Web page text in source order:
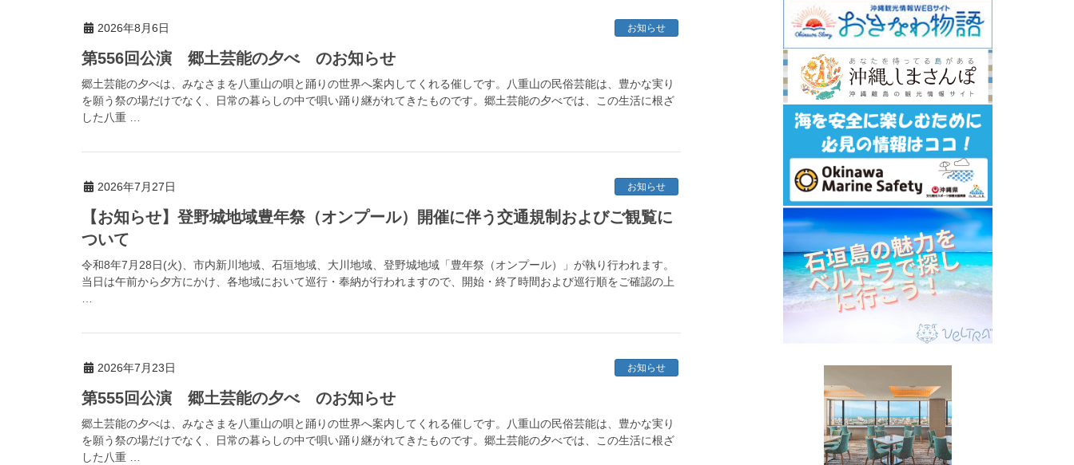
2026年8月6日 お知らせ
第556回公演 郷土芸能の夕べ のお知らせ
郷土芸能の夕べは、みなさまを八重山の唄と踊りの世界へ案内してくれる催しです。八重山の民俗芸能は、豊かな実り
を願う祭の場だけでなく、日常の暮らしの中で唄い踊り継がれてきたものです。郷土芸能の夕べでは、この生活に根ざ
した八重 …
2026年7月27日 お知らせ
【お知らせ】登野城地域豊年祭（オンプール）開催に伴う交通規制およびご観覧に
ついて
令和8年7月28日(火)、市内新川地域、石垣地域、大川地域、登野城地域「豊年祭（オンプール）」が執り行われます。
当日は午前から夕方にかけ、各地域において巡行・奉納が行われますので、開始・終了時間および巡行順をご確認の上
2026年7月23日 お知らせ
第555回公演 郷土芸能の夕べ のお知らせ
郷土芸能の夕べは、みなさまを八重山の唄と踊りの世界へ案内してくれる催しです。八重山の民俗芸能は、豊かな実り
を願う祭の場だけでなく、日常の暮らしの中で唄い踊り継がれてきたものです。郷土芸能の夕べでは、この生活に根ざ
した八重 …